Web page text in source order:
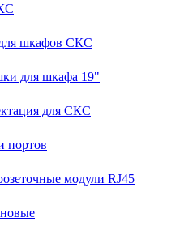
шкафов СКС
для шкафа 19"
для СКС
портов
модули RJ45